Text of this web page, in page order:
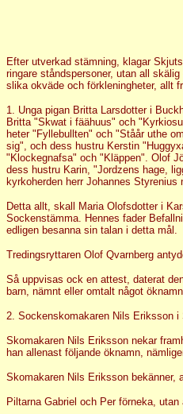
Efter utverkad stämning, klagar
ringare ståndspersoner, utan all
slika okväde och förkleningheter, allt
1. Unga pigan Britta Larsdotter i
Britta "Skwat i fäähuus" och
heter "Fyllebullten" och "Ståår uthe
sig", och dess hustru Kerstin
"Klockegnafsa" och "Kläppen". Olof
dess hustru Karin, "Jordzens hage,
kyrkoherden herr Johannes
Detta allt, skall Maria Olofsdotter i
Sockenstämma. Hennes fader
edligen besanna sin talan i detta mål.
Tredingsryttaren Olof Qvarnberg
Så uppvisas ock en attest, daterat
barn, nämnt eller omtalt något
2. Sockenskomakaren Nils Eriksson
Skomakaren Nils Eriksson nekar
han allenast följande öknamn,
Skomakaren Nils Eriksson bekänner,
Piltarna Gabriel och Per förneka,